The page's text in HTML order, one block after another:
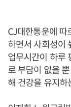
CJ대한통운에
하면서 사회성이
업무시간이 하루
로 부담이 없을
해 건강을 유지하